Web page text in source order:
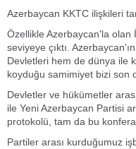
Azerbaycan KKTC ilişkileri
Özellikle Azerbaycan'la olan
seviyeye çıktı.
Devletleri hem de dünya ile
koyduğu samimiyet bizi son
Devletler ve hükümetler
ile Yeni Azerbaycan Partisi
protokolü, tam da bu
Partiler arası kurduğumuz